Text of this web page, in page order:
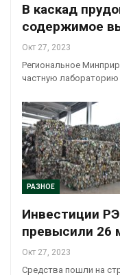
В каскад
содержимое
Окт 27, 2023
Региональное
частную лабораторию
РАЗНОЕ
Инвестиции
превысили 26
Окт 27, 2023
Средства пошли на